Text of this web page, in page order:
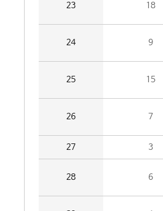
23 18
24 9
25 15
26 7
27 3
28 6